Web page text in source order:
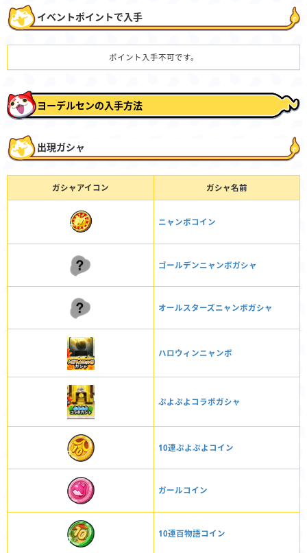
イベントポイントで入手
ポイント入手不可です。
ヨーデルセンの入手方法
出現ガシャ
ガシャアイコン ガシャ名前
ニャンボコイン
ゴールデンニャンボガシャ
オールスターズニャンボガシャ
ハロウィンニャンボ
ぷよぷよコラボガシャ
10連ぷよぷよコイン
ガールコイン
10連百物語コイン